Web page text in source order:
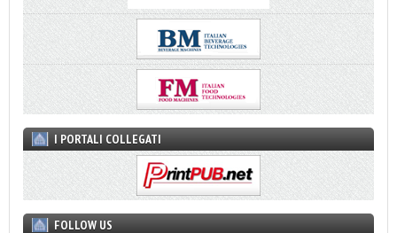
I PORTALI COLLEGATI
FOLLOW US